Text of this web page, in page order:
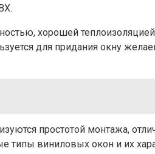
хорошей
для придания окну
простотой монтажа,
типы виниловых окон и их